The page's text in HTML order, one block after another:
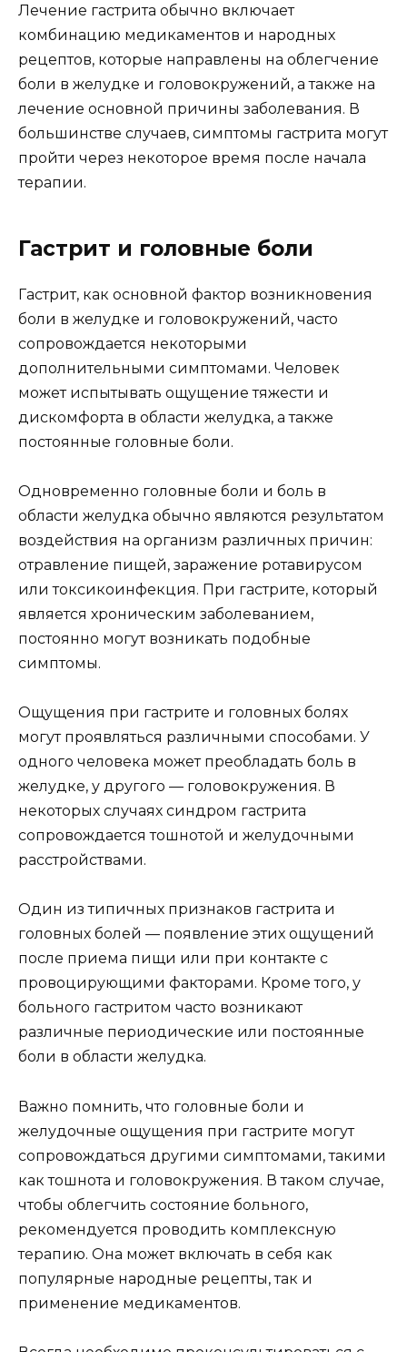
Лечение гастрита обычно включает
комбинацию медикаментов и народных
рецептов, которые направлены на облегчение
боли в желудке и головокружений, а также на
лечение основной причины заболевания. В
большинстве случаев, симптомы гастрита могут
пройти через некоторое время после начала
терапии.
Гастрит и головные боли
Гастрит, как основной фактор возникновения
боли в желудке и головокружений, часто
сопровождается некоторыми
дополнительными симптомами. Человек
может испытывать ощущение тяжести и
дискомфорта в области желудка, а также
постоянные головные боли.
Одновременно головные боли и боль в
области желудка обычно являются результатом
воздействия на организм различных причин:
отравление пищей, заражение ротавирусом
или токсикоинфекция. При гастрите, который
является хроническим заболеванием,
постоянно могут возникать подобные
симптомы.
Ощущения при гастрите и головных болях
могут проявляться различными способами. У
одного человека может преобладать боль в
желудке, у другого — головокружения. В
некоторых случаях синдром гастрита
сопровождается тошнотой и желудочными
расстройствами.
Один из типичных признаков гастрита и
головных болей — появление этих ощущений
после приема пищи или при контакте с
провоцирующими факторами. Кроме того, у
больного гастритом часто возникают
различные периодические или постоянные
боли в области желудка.
Важно помнить, что головные боли и
желудочные ощущения при гастрите могут
сопровождаться другими симптомами, такими
как тошнота и головокружения. В таком случае,
чтобы облегчить состояние больного,
рекомендуется проводить комплексную
терапию. Она может включать в себя как
популярные народные рецепты, так и
применение медикаментов.